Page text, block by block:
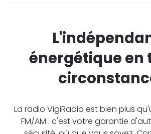
énergétique en
La radio VigiRadio est bien plus
FM/AM : c'est votre garantie